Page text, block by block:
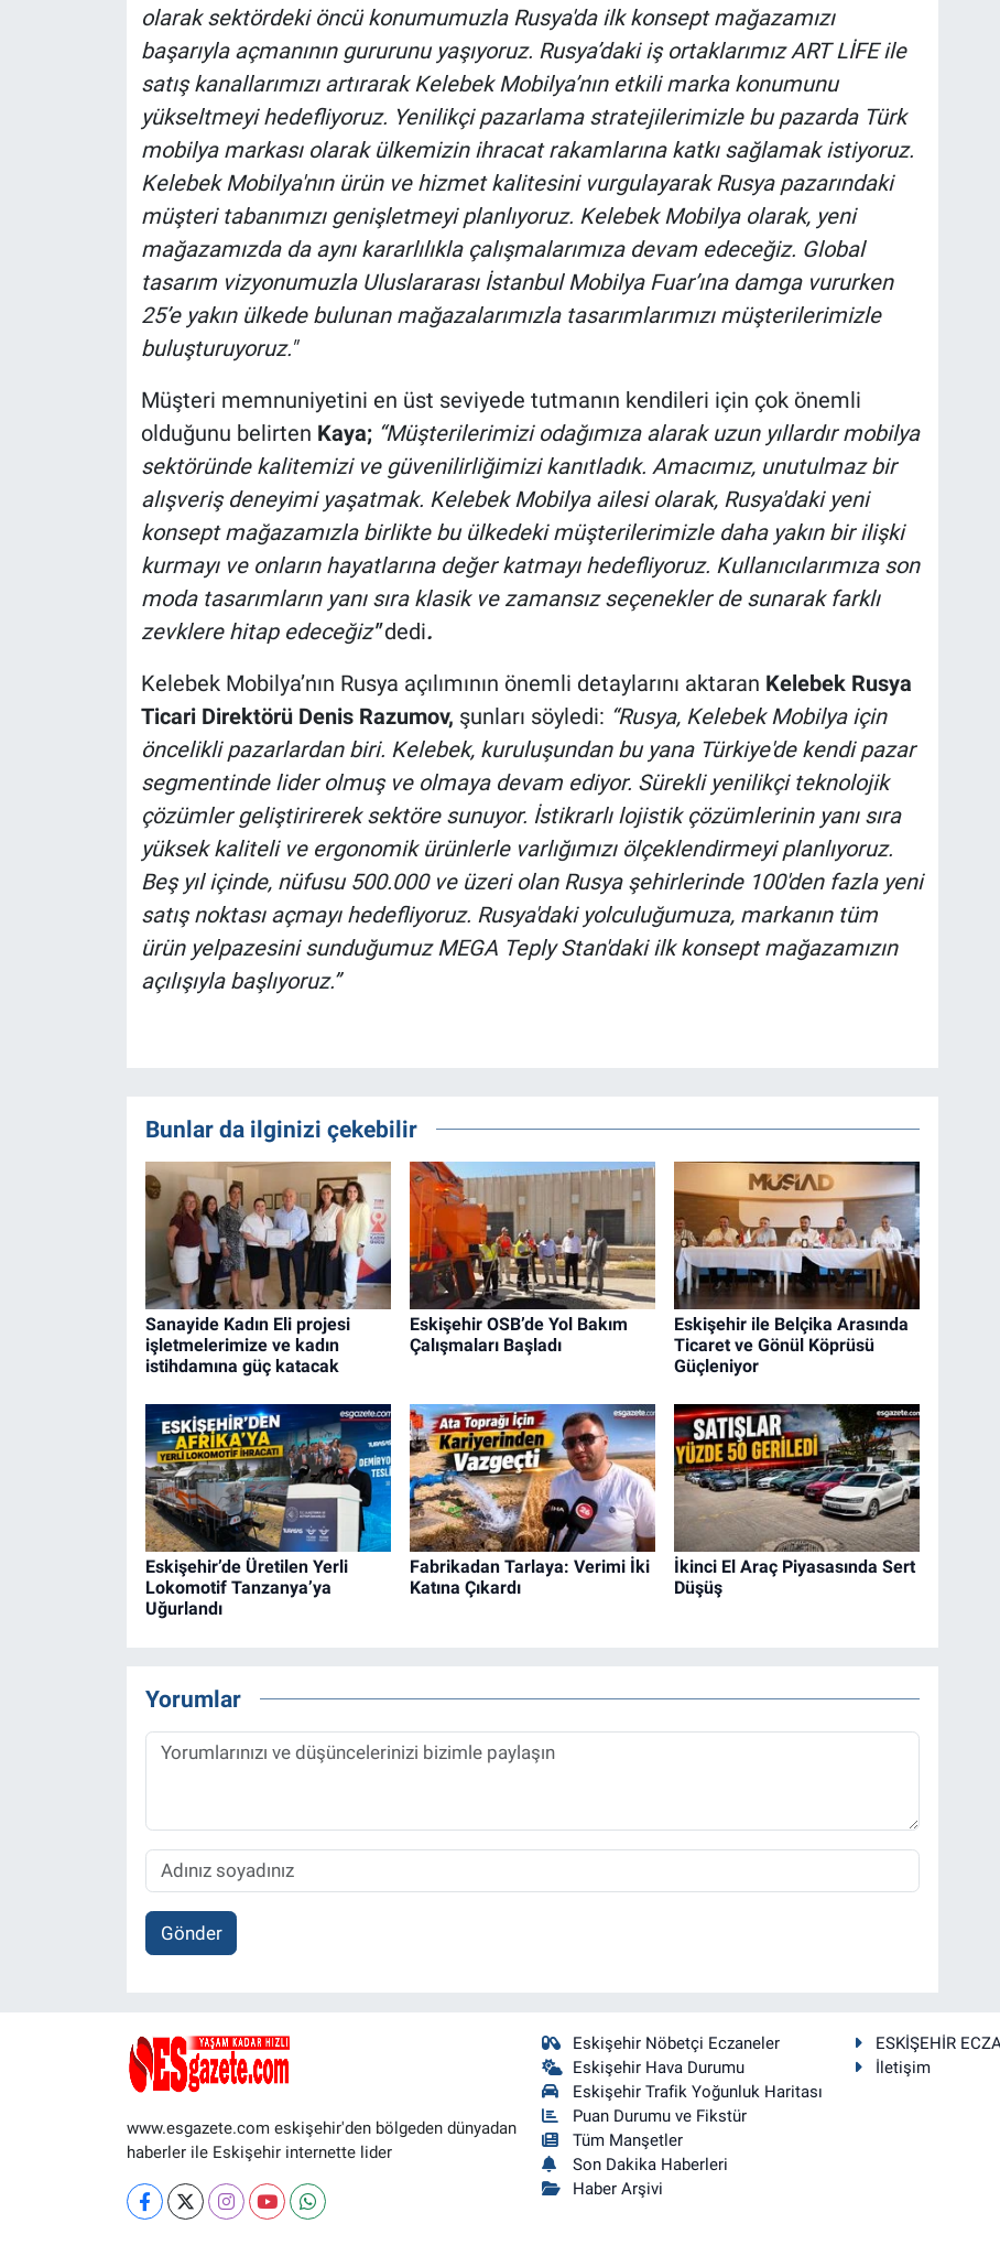
olarak sektördeki öncü konumumuzla Rusya'da ilk konsept mağazamızı
başarıyla açmanının gururunu yaşıyoruz. Rusya’daki iş ortaklarımız ART LİFE ile
satış kanallarımızı artırarak Kelebek Mobilya’nın etkili marka konumunu
yükseltmeyi hedefliyoruz. Yenilikçi pazarlama stratejilerimizle bu pazarda Türk
mobilya markası olarak ülkemizin ihracat rakamlarına katkı sağlamak istiyoruz.
Kelebek Mobilya'nın ürün ve hizmet kalitesini vurgulayarak Rusya pazarındaki
müşteri tabanımızı genişletmeyi planlıyoruz. Kelebek Mobilya olarak, yeni
mağazamızda da aynı kararlılıkla çalışmalarımıza devam edeceğiz. Global
tasarım vizyonumuzla Uluslararası İstanbul Mobilya Fuar’ına damga vururken
25’e yakın ülkede bulunan mağazalarımızla tasarımlarımızı müşterilerimizle
buluşturuyoruz."
Müşteri memnuniyetini en üst seviyede tutmanın kendileri için çok önemli
olduğunu belirten Kaya; “Müşterilerimizi odağımıza alarak uzun yıllardır mobilya
sektöründe kalitemizi ve güvenilirliğimizi kanıtladık. Amacımız, unutulmaz bir
alışveriş deneyimi yaşatmak. Kelebek Mobilya ailesi olarak, Rusya'daki yeni
konsept mağazamızla birlikte bu ülkedeki müşterilerimizle daha yakın bir ilişki
kurmayı ve onların hayatlarına değer katmayı hedefliyoruz. Kullanıcılarımıza son
moda tasarımların yanı sıra klasik ve zamansız seçenekler de sunarak farklı
zevklere hitap edeceğiz"dedi.
Kelebek Mobilya’nın Rusya açılımının önemli detaylarını aktaran Kelebek Rusya
Ticari Direktörü Denis Razumov, şunları söyledi: “Rusya, Kelebek Mobilya için
öncelikli pazarlardan biri. Kelebek, kuruluşundan bu yana Türkiye'de kendi pazar
segmentinde lider olmuş ve olmaya devam ediyor. Sürekli yenilikçi teknolojik
çözümler geliştirirerek sektöre sunuyor. İstikrarlı lojistik çözümlerinin yanı sıra
yüksek kaliteli ve ergonomik ürünlerle varlığımızı ölçeklendirmeyi planlıyoruz.
Beş yıl içinde, nüfusu 500.000 ve üzeri olan Rusya şehirlerinde 100'den fazla yeni
satış noktası açmayı hedefliyoruz. Rusya'daki yolculuğumuza, markanın tüm
ürün yelpazesini sunduğumuz MEGA Teply Stan'daki ilk konsept mağazamızın
açılışıyla başlıyoruz.”
Bunlar da ilginizi çekebilir
Sanayide Kadın Eli projesi
işletmelerimize ve kadın
istihdamına güç katacak
Eskişehir OSB’de Yol Bakım
Çalışmaları Başladı
Eskişehir ile Belçika Arasında
Ticaret ve Gönül Köprüsü
Güçleniyor
Eskişehir’de Üretilen Yerli
Lokomotif Tanzanya’ya
Uğurlandı
Fabrikadan Tarlaya: Verimi İki
Katına Çıkardı
İkinci El Araç Piyasasında Sert
Düşüş
Yorumlar
Gönder
www.esgazete.com eskişehir'den bölgeden dünyadan
haberler ile Eskişehir internette lider
Eskişehir Nöbetçi Eczaneler
Eskişehir Hava Durumu
Eskişehir Trafik Yoğunluk Haritası
Puan Durumu ve Fikstür
Tüm Manşetler
Son Dakika Haberleri
Haber Arşivi
ESKİŞEHİR
İletişim